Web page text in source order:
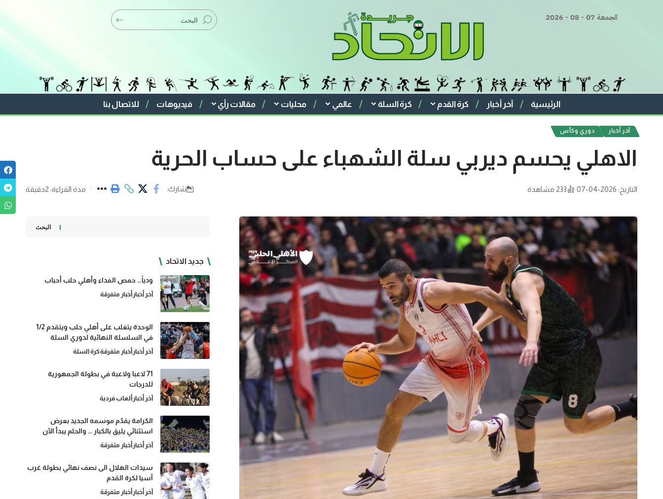
الجمعة 07 - 08 - 2026
الرئيسية آخر أخبار كرة القدم كرة السلة عالمي محليات مقالات رأي فيديوهات للاتصال بنا
آخر أخبار دوري وكأس
الاهلي يحسم ديربي سلة الشهباء على حساب الحرية
التاريخ: 2026-04-07 233 مشاهدة شارك: مدة القراءة: 2دقيقة
البحث
جديد الاتحاد
ودياً… حمص الفداء وأهلي حلب أحباب
آخر أخبارأخبار متفرقة
الوحدة يتغلب على أهلي حلب ويتقدم 1/2
في السلسلة النهائية لدوري السلة
آخر أخبارأخبار متفرقةكرة السلة
71 لاعبا ولاعبة في بطولة الجمهورية
للدرجات
آخر أخبارألعاب فردية
الكرامة يقدّم موسمه الجديد بعرض
استثنائي يليق بالكبار … والحلم يبدأ الآن
آخر أخبارأخبار متفرقة
سيدات الهلال الى نصف نهائي بطولة غرب
آسيا لكرة القدم
آخر أخبارأخبار متفرقة